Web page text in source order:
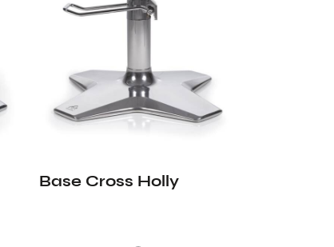
Base Cross Holly